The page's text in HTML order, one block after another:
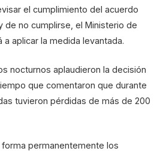
el cumplimiento del acuerdo
de no cumplirse, el Ministerio de
a aplicar la medida levantada.
nocturnos aplaudieron la decisión
que comentaron que durante
tuvieron pérdidas de más de 200
permanentemente los